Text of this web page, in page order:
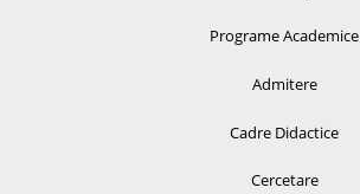
Programe Academice
Admitere
Cadre Didactice
Cercetare